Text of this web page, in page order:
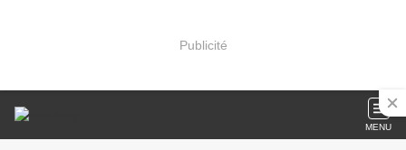
Publicité
MENU